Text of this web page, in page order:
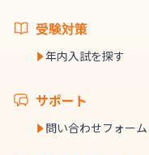
受験対策
年内入試を探す
サポート
問い合わせフォーム